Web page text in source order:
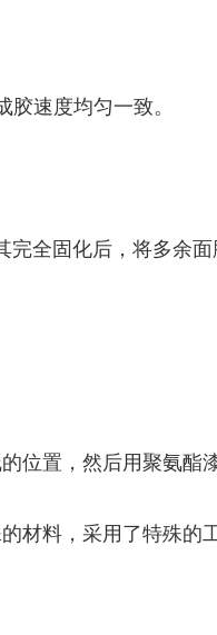
速度均匀一致。
全固化后，将多余面
位置，然后用聚氨酯漆
材料，采用了特殊的